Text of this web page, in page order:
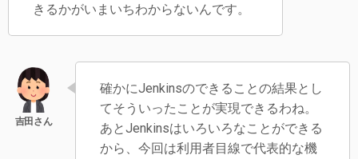
きるかがいまいちわからないんです。
確かにJenkinsのできることの結果とし
てそういったことが実現できるわね。
あとJenkinsはいろいろなことができる
から、今回は利用者目線で代表的な機